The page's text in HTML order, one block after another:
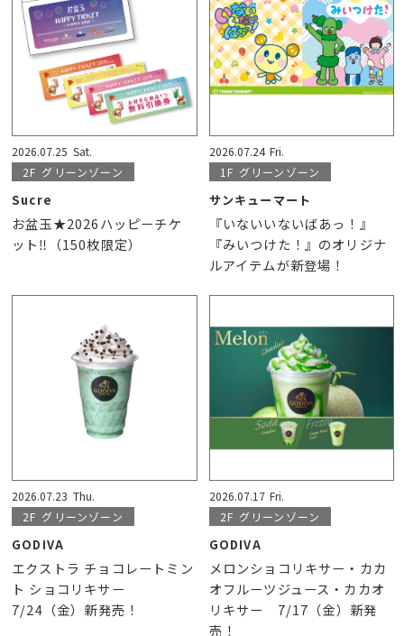
2026.07.25 Sat.
2F グリーンゾーン
Sucre
お盆玉★2026ハッピーチケ
ット‼（150枚限定）
2026.07.24 Fri.
1F グリーンゾーン
サンキューマート
『いないいないばあっ！』
『みいつけた！』のオリジナ
ルアイテムが新登場！
2026.07.23 Thu.
2F グリーンゾーン
GODIVA
エクストラ チョコレートミン
ト ショコリキサー
7/24（金）新発売！
2026.07.17 Fri.
2F グリーンゾーン
GODIVA
メロンショコリキサー・カカ
オフルーツジュース・カカオ
リキサー 7/17（金）新発
売！